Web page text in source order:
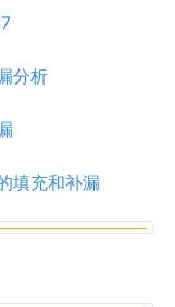
分析
填充和补漏